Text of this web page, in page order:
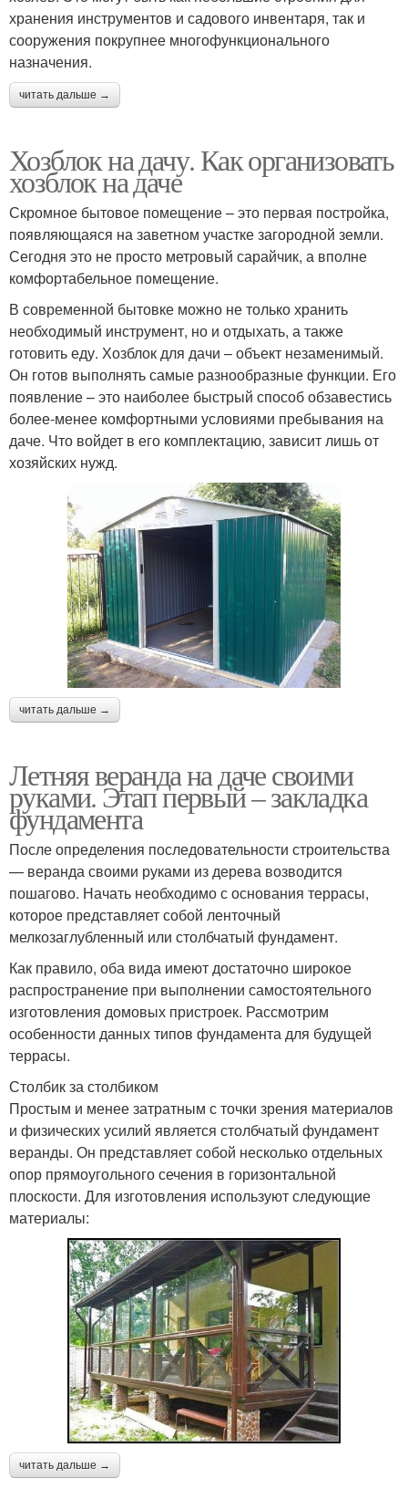
хранения инструментов и садового инвентаря, так и
сооружения покрупнее многофункционального
назначения.
читать дальше →
Хозблок на дачу. Как организовать
хозблок на даче
Скромное бытовое помещение – это первая постройка,
появляющаяся на заветном участке загородной земли.
Сегодня это не просто метровый сарайчик, а вполне
комфортабельное помещение.
В современной бытовке можно не только хранить
необходимый инструмент, но и отдыхать, а также
готовить еду. Хозблок для дачи – объект незаменимый.
Он готов выполнять самые разнообразные функции. Его
появление – это наиболее быстрый способ обзавестись
более-менее комфортными условиями пребывания на
даче. Что войдет в его комплектацию, зависит лишь от
хозяйских нужд.
читать дальше →
Летняя веранда на даче своими
руками. Этап первый – закладка
фундамента
После определения последовательности строительства
— веранда своими руками из дерева возводится
пошагово. Начать необходимо с основания террасы,
которое представляет собой ленточный
мелкозаглубленный или столбчатый фундамент.
Как правило, оба вида имеют достаточно широкое
распространение при выполнении самостоятельного
изготовления домовых пристроек. Рассмотрим
особенности данных типов фундамента для будущей
террасы.
Столбик за столбиком
Простым и менее затратным с точки зрения материалов
и физических усилий является столбчатый фундамент
веранды. Он представляет собой несколько отдельных
опор прямоугольного сечения в горизонтальной
плоскости. Для изготовления используют следующие
материалы:
читать дальше →